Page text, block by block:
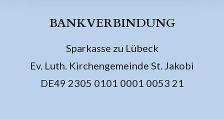
BANKVERBINDUNG
Sparkasse zu Lübeck
Ev. Luth. Kirchengemeinde St. Jakobi
DE49 2305 0101 0001 0053 21